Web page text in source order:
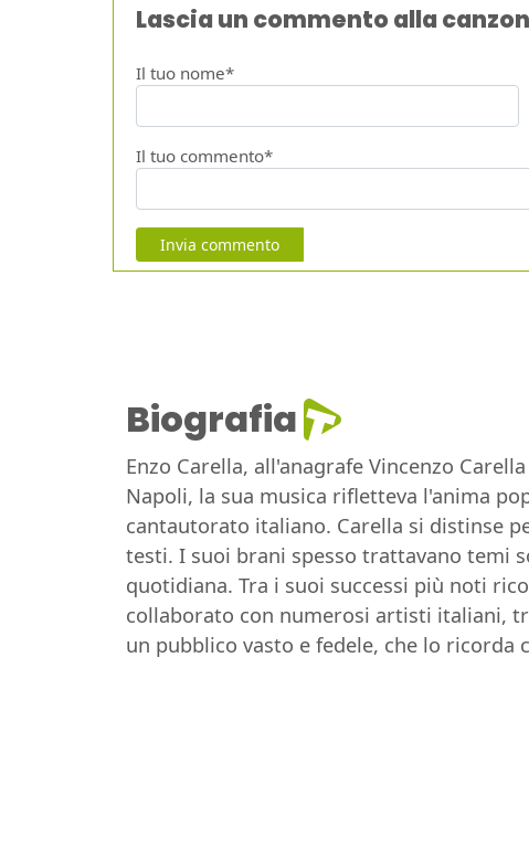
Lascia un commento alla
Il tuo nome*
Il tuo commento*
Invia commento
Biografia
Enzo Carella, all'anagrafe Vincenzo
Napoli, la sua musica rifletteva l'anima
cantautorato italiano. Carella si distinse
testi. I suoi brani spesso trattavano temi
quotidiana. Tra i suoi successi più noti
collaborato con numerosi artisti italiani,
un pubblico vasto e fedele, che lo